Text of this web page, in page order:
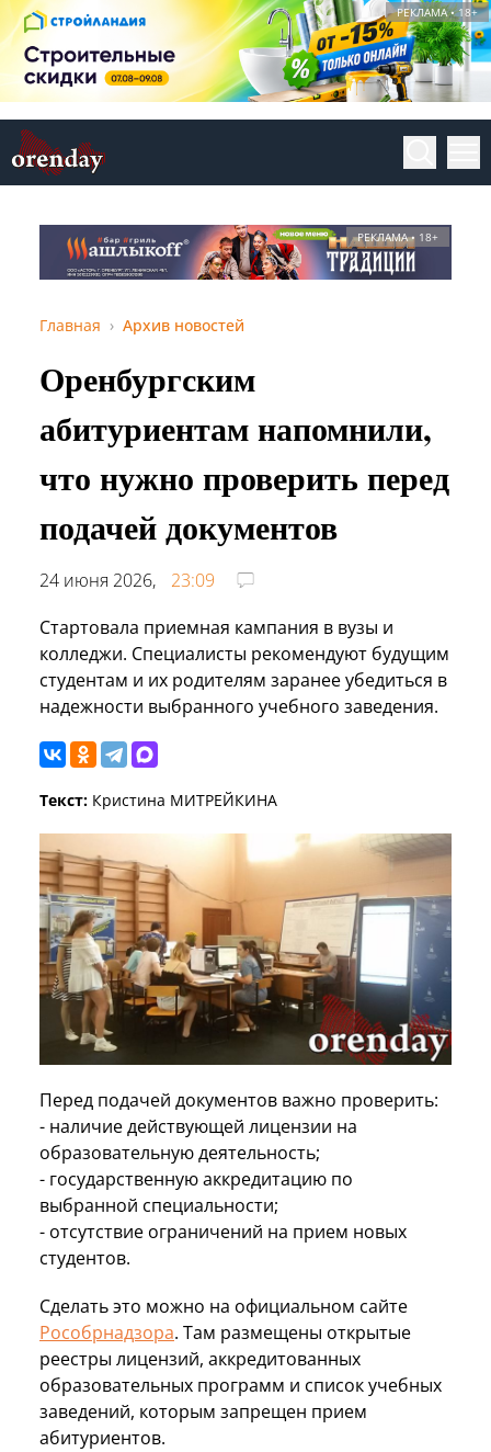
РЕКЛАМА • 18+
РЕКЛАМА • 18+
Главная Архив новостей
Оренбургским
абитуриентам напомнили,
что нужно проверить перед
подачей документов
24 июня 2026,
23:09
Стартовала приемная кампания в вузы и
колледжи. Специалисты рекомендуют будущим
студентам и их родителям заранее убедиться в
надежности выбранного учебного заведения.
Текст: Кристина МИТРЕЙКИНА
Перед подачей документов важно проверить:
- наличие действующей лицензии на
образовательную деятельность;
- государственную аккредитацию по
выбранной специальности;
- отсутствие ограничений на прием новых
студентов.
Сделать это можно на официальном сайте
Рособрнадзора⁠. Там размещены открытые
реестры лицензий, аккредитованных
образовательных программ и список учебных
заведений, которым запрещен прием
абитуриентов.